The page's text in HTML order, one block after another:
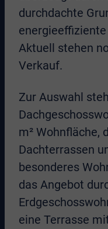
durchdachte
Aktuell stehen
Verkauf.
Zur Auswahl
m² Wohnfläche,
Dachterrassen
besonderes
das Angebot
eine Terrasse